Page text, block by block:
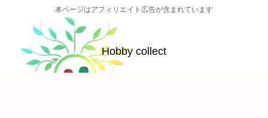
本ページはアフィリエイト広告が含まれています
Hobby collect